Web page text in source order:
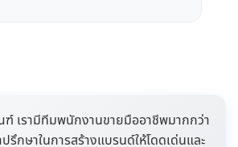
เรามีทีมพนักงานขายมืออาชีพมากกว่า
รึกษาในการสร้างแบรนด์ให้โดดเด่นและ